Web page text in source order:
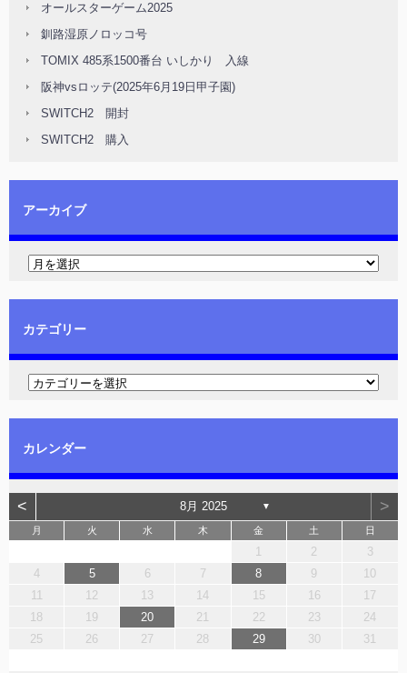
オールスターゲーム2025
釧路湿原ノロッコ号
TOMIX 485系1500番台 いしかり 入線
阪神vsロッテ(2025年6月19日甲子園)
SWITCH2 開封
SWITCH2 購入
アーカイブ
カテゴリー
カレンダー
< 8月 2025 ▼ >
月 火 水 木 金 土 日
1 2
3
4
5 6 7 8 9
10
11
12 13 14 15 16
17
18
19 20 21 22 23
24
25
26 27 28 29 30 31